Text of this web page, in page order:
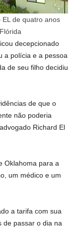
de quatro anos
decepcionado
a polícia e a pessoa
de seu filho decidiu
de que o
não poderia
Richard El
Oklahoma para a
um médico e um
a tarifa com sua
de passar o dia na